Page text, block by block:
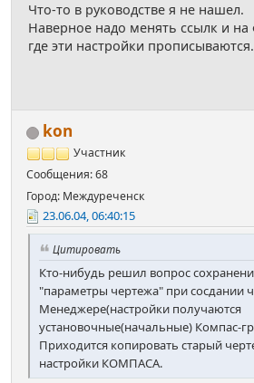
Что-то в руководстве я не нашел.
Наверное надо менять ссылк и на
где эти настройки прописываются.
kon
Участник
Сообщения: 68
Город: Междуреченск
23.06.04, 06:40:15
Цитировать
Кто-нибудь решил вопрос
"параметры чертежа" при сосдании
Менеджере(настройки получаются
установочные(начальные) Компас-
Приходится копировать старый
настройки КОМПАСА.